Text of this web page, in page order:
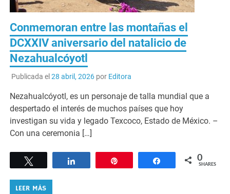
Conmemoran entre las montañas el
DCXXIV aniversario del natalicio de
Nezahualcóyotl
Publicada el 28 abril, 2026por Editora
Nezahualcóyotl, es un personaje de talla mundial que a
despertado el interés de muchos países que hoy
investigan su vida y legado Texcoco, Estado de México. –
Con una ceremonia […]
Share 0
SHARES
LEER MÁS